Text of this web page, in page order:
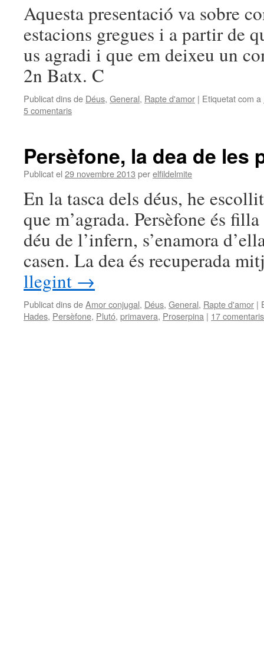
Aquesta presentació va sobre
estacions gregues i a partir de
us agradi i que em deixeu un
2n Batx. C
Publicat dins de Déus, General, Rapte d'amor | Etiquetat com a
5 comentaris
Persèfone, la dea de les
Publicat el 29 novembre 2013 perelfildelmite
En la tasca dels déus, he
que m’agrada. Persèfone és
déu de l’infern, s’enamora
casen. La dea és recuperada
llegint →
Publicat dins deAmor conjugal, Déus, General, Rapte d'amor |
Hades, Persèfone, Plutó, primavera, Proserpina | 17 comentaris